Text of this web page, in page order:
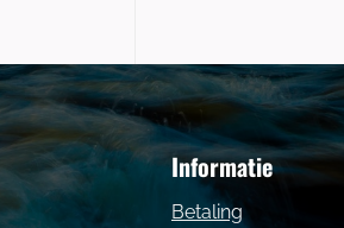
Informatie
Betaling